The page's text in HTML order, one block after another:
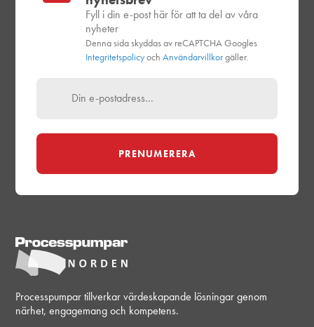
Fyll i din e-post här för att ta del av våra
nyheter
Denna sida skyddas av reCAPTCHA Googles
IntegritetspolicyochAnvändarvillkorgäller.
Processpumpar tillverkar värdeskapande lösningar genom
närhet, engagemang och kompetens.